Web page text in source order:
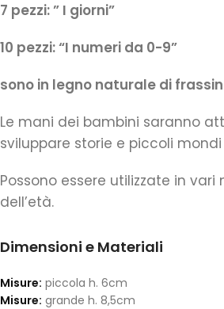
7 pezzi: ” I giorni”
10 pezzi: “I numeri da 0-9”
sono in legno naturale di
Le mani dei bambini saranno
sviluppare storie e piccoli
Possono essere utilizzate in
dell’età.
Dimensioni e Materiali
Misure: piccola h. 6cm
Misure: grande h. 8,5cm